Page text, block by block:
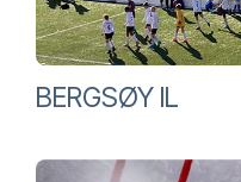
BERGSØY IL